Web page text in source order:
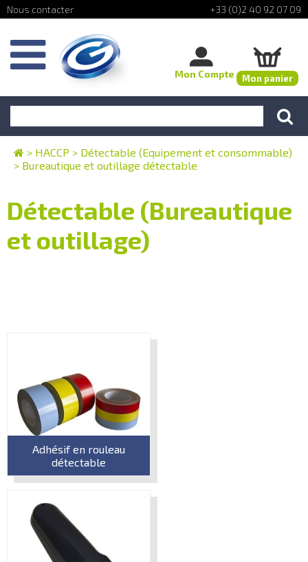
+33 (0)2 40 92 07 09
Mon Compte Mon panier
> HACCP > Détectable (Equipement et consommable)
> Bureautique et outillage détectable
Détectable (Bureautique
et outillage)
Adhésif en rouleau
détectable